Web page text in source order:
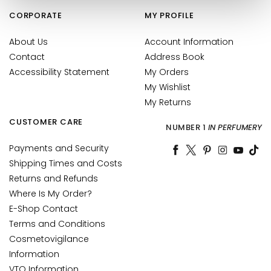
u
s
F
a
c
e
a
m
s
E
y
e
a
n
CORPORATE
About Us
Contact
Accessibility Statement
CUSTOMER CARE
Payments and Security
Shipping Times and Costs
Returns and Refunds
Where Is My Order?
E-Shop Contact
Terms and Conditions
Cosmetovigilance
Information
MY PROFILE
Account Information
Address Book
My Orders
My Wishlist
My Returns
NUMBER 1 IN PERFUMERY